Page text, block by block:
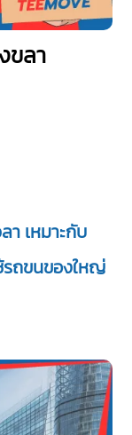
ขลา
า เหมาะกับ
รถขนของใหญ่